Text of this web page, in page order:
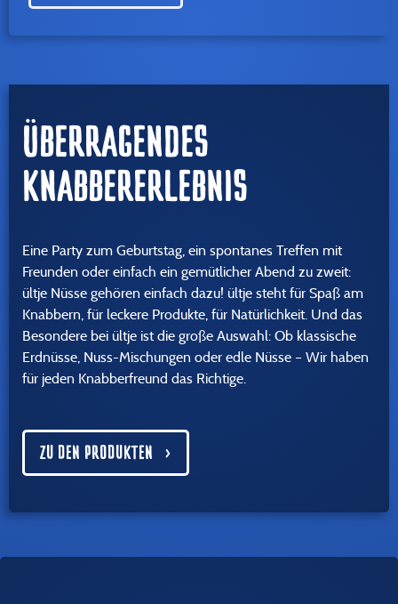
ÜBERRAGENDES
KNABBERERLEBNIS
Eine Party zum Geburtstag, ein spontanes Treffen mit
Freunden oder einfach ein gemütlicher Abend zu zweit:
ültje Nüsse gehören einfach dazu! ültje steht für Spaß am
Knabbern, für leckere Produkte, für Natürlichkeit. Und das
Besondere bei ültje ist die große Auswahl: Ob klassische
Erdnüsse, Nuss-Mischungen oder edle Nüsse – Wir haben
für jeden Knabberfreund das Richtige.
ZU DEN PRODUKTEN